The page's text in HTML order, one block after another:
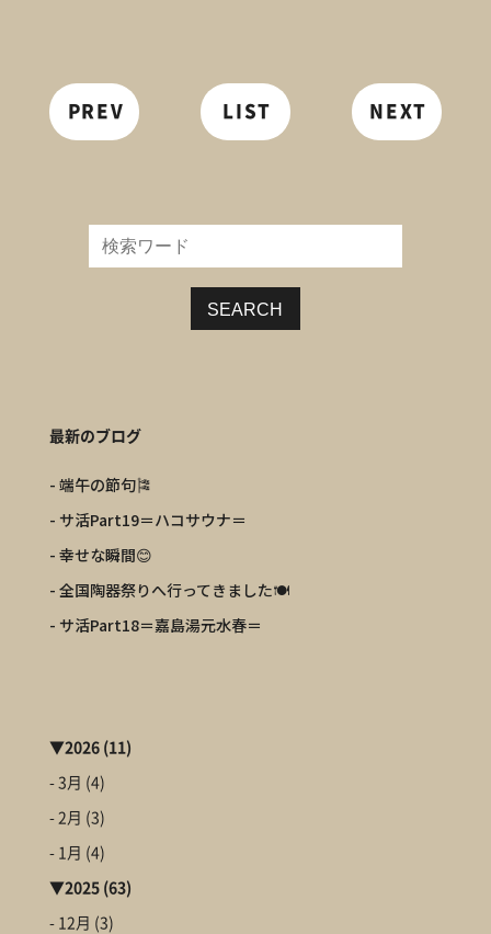
SEARCH
最新のブログ
- 端午の節句🎏
- サ活Part19＝ハコサウナ＝
- 幸せな瞬間😊
- 全国陶器祭りへ行ってきました🍽️
- サ活Part18＝嘉島湯元水春＝
▼2026(11)
- 3月 (4)
- 2月 (3)
- 1月 (4)
▼2025(63)
- 12月 (3)
PREV LIST NEXT